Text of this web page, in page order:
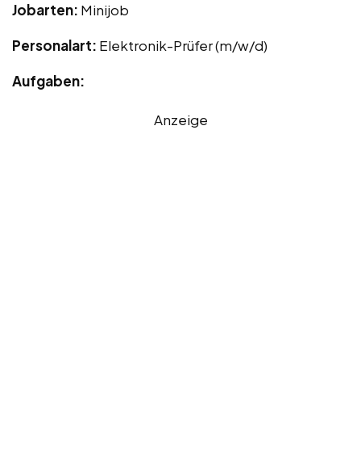
Jobarten: Minijob
Personalart: Elektronik-Prüfer (m/w/d)
Aufgaben:
Anzeige